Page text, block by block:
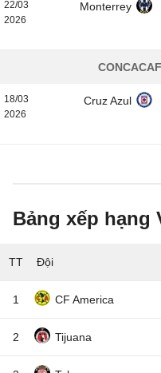
22/03
2026
Monterrey
18/03
2026
Cruz Azul
Bảng xếp hạng
TT Đội
1 CF America
2 Tijuana